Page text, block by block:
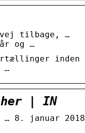
vej tilbage, …
og …
inden
…
| IN
8. januar 2018